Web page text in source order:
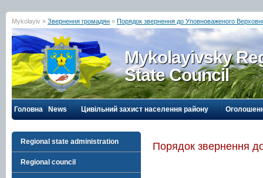
Mykolayiv » Звернення громадян » Порядок звернення до Уповноваженого
Mykolayivsky
State Council
Головна News Цивільний захист населення району
Regional state administration
Regional council
Порядок звернення